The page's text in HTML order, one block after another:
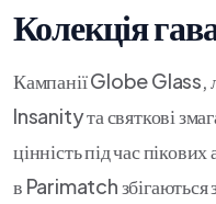
Колекція
Кампанії Globe Glass,
Insanity та святкові
цінність під час пікових
в Parimatch збігаються